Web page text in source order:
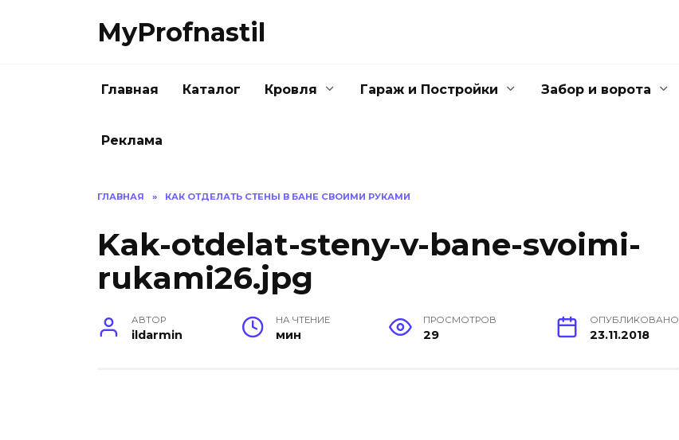
MyProfnastil
Главная Каталог Кровля Гараж и Постройки Забор и ворота
Реклама
ГЛАВНАЯ » КАК ОТДЕЛАТЬ СТЕНЫ В БАНЕ СВОИМИ РУКАМИ
Kak-otdelat-steny-v-bane-svoimi-
rukami26.jpg
АВТОР
ildarmin
НА ЧТЕНИЕ
мин
ПРОСМОТРОВ
29
ОПУБЛИКОВАНО
23.11.2018